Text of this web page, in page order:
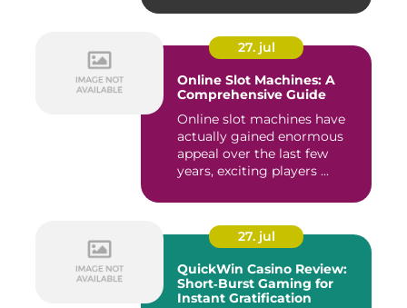
27. jul
Online Slot Machines: A
Comprehensive Guide
Online slot machines have
actually gained enormous
appeal over the last few
years, exciting players ...
27. jul
QuickWin Casino Review:
Short‑Burst Gaming for
Instant Gratification